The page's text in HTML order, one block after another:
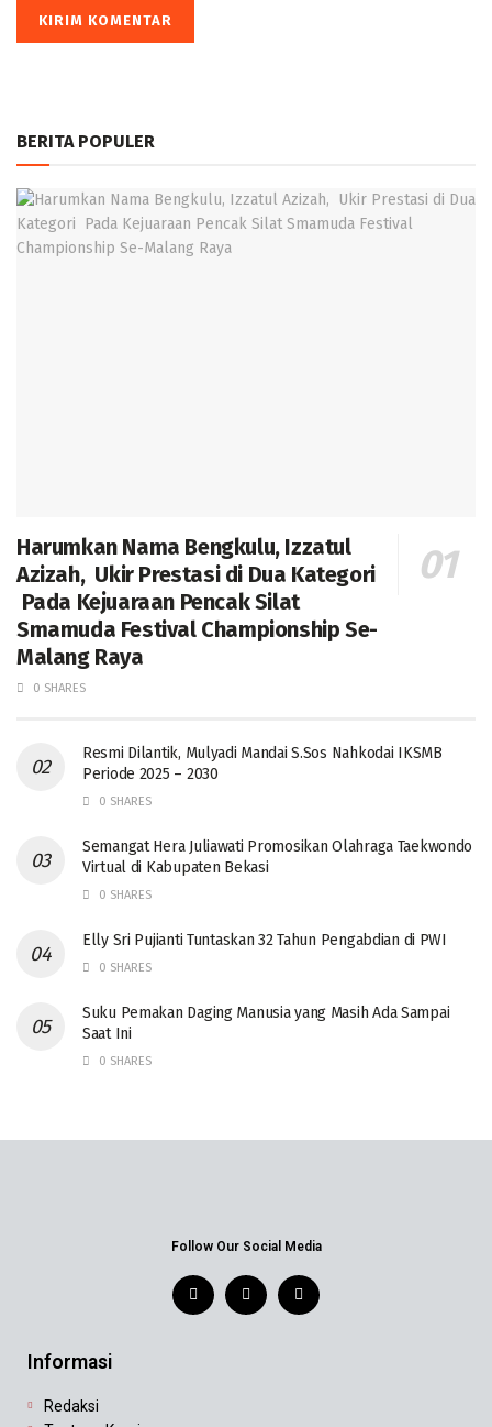
BERITA POPULER
Harumkan Nama Bengkulu, Izzatul
Azizah, Ukir Prestasi di Dua Kategori
Pada Kejuaraan Pencak Silat
Smamuda Festival Championship Se-
Malang Raya
0 SHARES
Resmi Dilantik, Mulyadi Mandai S.Sos Nahkodai IKSMB
Periode 2025 – 2030
0 SHARES
Semangat Hera Juliawati Promosikan Olahraga Taekwondo
Virtual di Kabupaten Bekasi
0 SHARES
Elly Sri Pujianti Tuntaskan 32 Tahun Pengabdian di PWI
0 SHARES
‎Suku Pemakan Daging Manusia yang Masih Ada Sampai
Saat Ini
0 SHARES
Follow Our Social Media
Informasi
Redaksi